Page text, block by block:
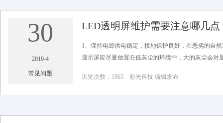
30
2019-4
常见问题
LED透明屏维护需要注意哪几点
1、保持电源供电稳定，接地保护良好，在恶劣的自
显示屏应尽量放置在低灰尘的环境中，大的灰尘会
浏览次数：1965 彩光科技 编辑发布